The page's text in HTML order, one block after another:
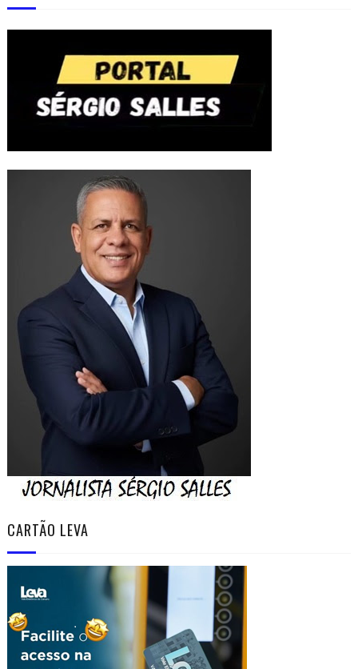
CARTÃO LEVA